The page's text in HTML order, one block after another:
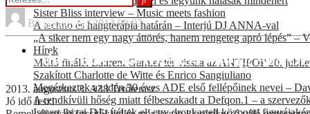
Sister Bliss interview – Music meets fashion
A techno és hangterápia határán – Interjú DJ ANNA-val
„A siker nem egy nagy áttörés, hanem rengeteg apró lépés” –
Hírek
Méltó finálé: Laurent Garnier tér vissza az ANTIPOP 20.
Szakított Charlotte de Witte és Enrico Sangiuliano
Megérkeztek az idén 30 éves ADE első fellépőinek nevei –
A rendkívüli hőség miatt félbeszakadt a Defqon.1 – a
By bendover / 2013.08.02.
Lick the Click! SUNBURST #44 @ A38
2013. augusztus 3. A38 Tetőterasz
Jó idő lesz!